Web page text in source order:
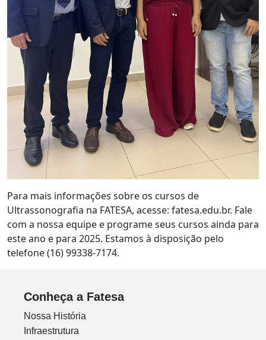
Para mais informações sobre os cursos de
Ultrassonografia na FATESA, acesse: fatesa.edu.br. Fale
com a nossa equipe e programe seus cursos ainda para
este ano e para 2025. Estamos à disposição pelo
telefone (16) 99338-7174.
Conheça a Fatesa
Nossa História
Infraestrutura